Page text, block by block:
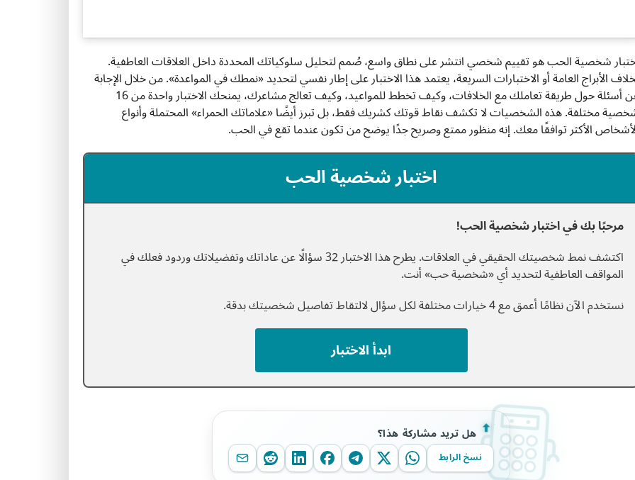
شخصية الحب هو تقييم شخصي انتشر على نطاق واسع، صُمم لتحليل سلوكياتك المحددة داخل العلاقات العاطفية.
الأبراج العامة أو الاختبارات السريعة، يعتمد هذا الاختبار على إطار نفسي لتحديد «نمطك في المواعدة». من خلال الإجابة
عن أسئلة حول طريقة تعاملك مع الخلافات، وكيف تخطط للمواعيد، وكيف تعالج مشاعرك، يمنحك الاختبار واحدة من 16
مختلفة. هذه الشخصيات لا تكشف نقاط قوتك كشريك فقط، بل تبرز أيضًا «علاماتك الحمراء» المحتملة وأنواع
الأكثر توافقًا معك. إنه منظور ممتع وصريح جدًا يوضح من تكون عندما تقع في الحب.
اختبار شخصية الحب
مرحبًا بك في اختبار شخصية الحب!
اكتشف نمط شخصيتك الحقيقي في العلاقات. يطرح هذا الاختبار 32 سؤالًا عن عاداتك وتفضيلاتك وردود فعلك في
المواقف العاطفية لتحديد أي «شخصية حب» أنت.
نستخدم الآن نظامًا أعمق مع 4 خيارات مختلفة لكل سؤال لالتقاط تفاصيل شخصيتك بدقة.
ابدأ الاختبار
هل تريد مشاركة هذا؟
نسخ الرابط